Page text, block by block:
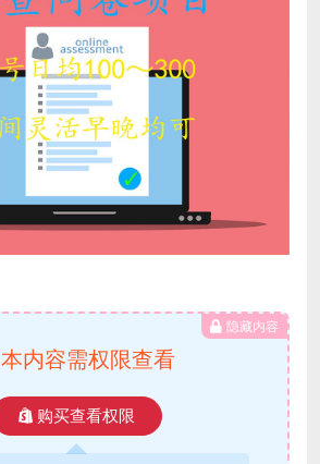
隐藏内容
本内容需权限查看
购买查看权限